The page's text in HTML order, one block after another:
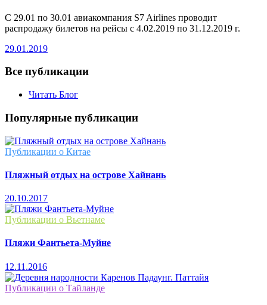
С 29.01 по 30.01 авиакомпания S7 Airlines проводит
распродажу билетов на рейсы с 4.02.2019 по 31.12.2019 г.
29.01.2019
Все публикации
Читать Блог
Популярные публикации
Публикации о Китае
Пляжный отдых на острове Хайнань
20.10.2017
Публикации о Вьетнаме
Пляжи Фантьета-Муйне
12.11.2016
Публикации о Тайланде